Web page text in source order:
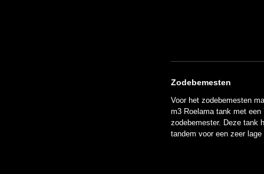
Zodebemesten
Voor het zodebemesten
m3 Roelama tank met
zodebemester. Deze tank
tandem voor een zeer lage